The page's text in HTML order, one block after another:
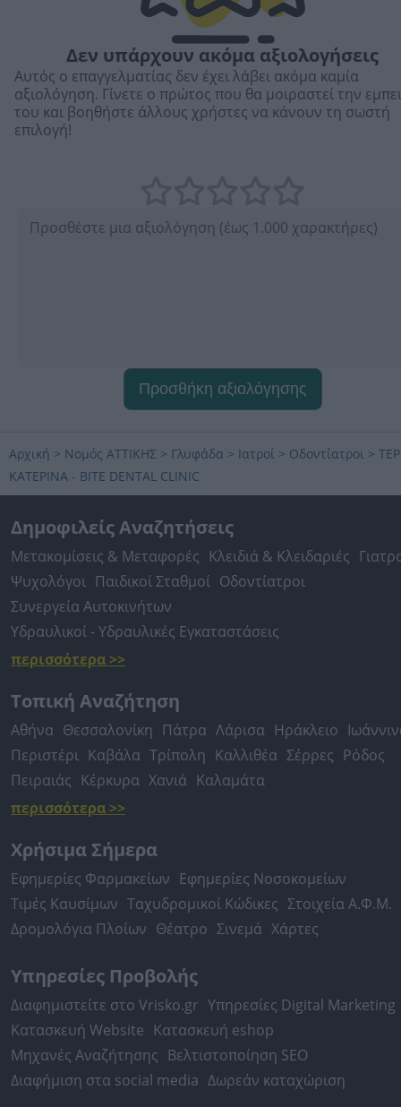
Δεν υπάρχουν ακόμα αξιολογήσεις
Αυτός ο επαγγελματίας δεν έχει λάβει ακόμα καμία
αξιολόγηση. Γίνετε ο πρώτος που θα μοιραστεί την
του και βοηθήστε άλλους χρήστες να κάνουν τη σωστή
επιλογή!
Προσθήκη αξιολόγησης
Αρχική > Νομός ΑΤΤΙΚΗΣ > Γλυφάδα > Ιατροί > Οδοντίατροι >
ΚΑΤΕΡΙΝΑ - BITE DENTAL CLINIC
Δημοφιλείς Αναζητήσεις
Μετακομίσεις & Μεταφορές Κλειδιά & Κλειδαριές
Ψυχολόγοι Παιδικοί Σταθμοί Οδοντίατροι
Συνεργεία Αυτοκινήτων
Υδραυλικοί - Υδραυλικές Εγκαταστάσεις
περισσότερα >>
Τοπική Αναζήτηση
Αθήνα Θεσσαλονίκη Πάτρα Λάρισα Ηράκλειο
Περιστέρι Καβάλα Τρίπολη Καλλιθέα Σέρρες Ρόδος
Πειραιάς Κέρκυρα Χανιά Καλαμάτα
περισσότερα >>
Χρήσιμα Σήμερα
Εφημερίες Φαρμακείων Εφημερίες Νοσοκομείων
Τιμές Καυσίμων Ταχυδρομικοί Κώδικες Στοιχεία Α.Φ.Μ.
Δρομολόγια Πλοίων Θέατρο Σινεμά Χάρτες
Υπηρεσίες Προβολής
Διαφημιστείτε στο Vrisko.gr Υπηρεσίες Digital Marketing
Κατασκευή Website Κατασκευή eshop
Μηχανές Αναζήτησης Βελτιστοποίηση SEO
Διαφήμιση στα social media Δωρεάν καταχώριση